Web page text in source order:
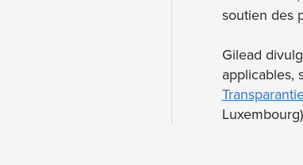
soutien des
Gilead
applicables,